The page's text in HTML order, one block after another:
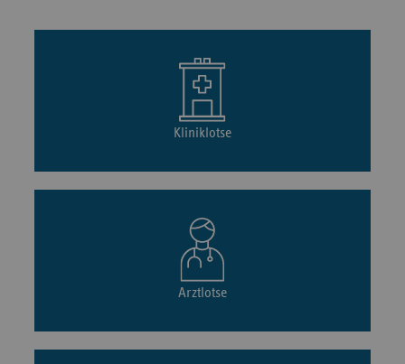
Kliniklotse
Arztlotse